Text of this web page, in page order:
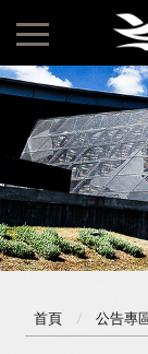
首頁 公告專